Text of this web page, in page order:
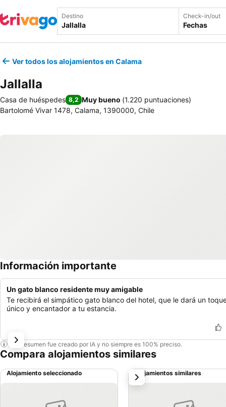
Destino Check-in/out
Fechas
Ver todos los alojamientos en Calama
Jallalla
Casa de huéspedes 8,2 Muy bueno (1.220 puntuaciones)
Bartolomé Vivar 1478, Calama, 1390000, Chile
Información importante
Un gato blanco residente muy amigable
Te recibirá el simpático gato blanco del hotel, que le dará un
único y encantador a tu estancia.
Este resumen fue creado por IA y no siempre es 100% preciso.
Compara alojamientos similares
Alojamiento seleccionado Alojamientos similares
siguiente